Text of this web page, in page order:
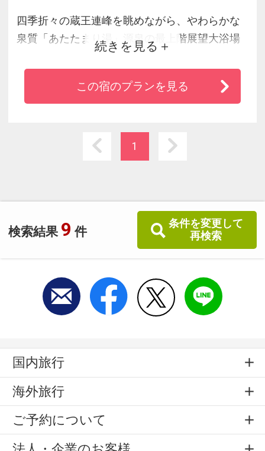
検索結果 9 件
条件を変更して
再検索
四季折々の蔵王連峰を眺めながら、やわらかな
泉質「あたたまり湯」源泉の最上階展望大浴場
に半露天。調理長自ら素材を厳選し、米沢牛な
ど繊細に創りあげる彩り料理が自慢。山形駅約
15分と立地も便利な癒し宿。
続きを見る
この宿のプランを見る
1
国内旅行
海外旅行
ご予約について